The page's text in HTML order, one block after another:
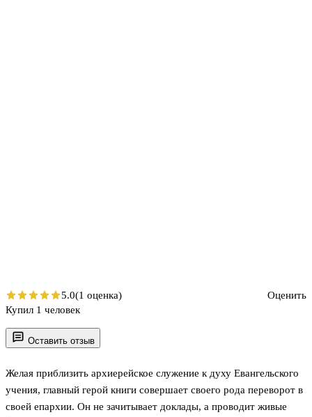
Оставить отзыв
Желая приблизить архиерейское служение к духу Евангельского
учения, главный герой книги совершает своего рода переворот в
своей епархии. Он не зачитывает доклады, а проводит живые
5.0(1 оценка)
Оценить
Купил 1 человек